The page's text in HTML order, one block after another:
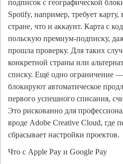
подписок с географической
Spotify, например, требует
стране, что и аккаунт. Карта с
польскую премиум-подписку,
прошла проверку. Для таких
конкретной страны или
списку. Ещё одно ограничение
блокируют автоматическое
первого успешного списания,
Это рискованно для
вроде Adobe Creative Cloud, где
сбрасывает настройки проектов.
Что с Apple Pay и Google Pay